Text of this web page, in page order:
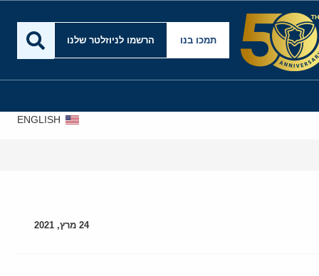
תמכו בנו הרשמו לניוזלטר שלנו
ENGLISH
24 מרץ, 2021